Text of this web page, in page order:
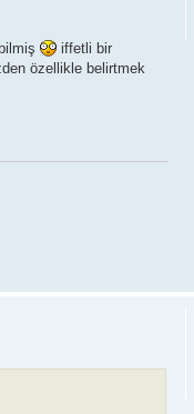
iffetli bir
özellikle belirtmek